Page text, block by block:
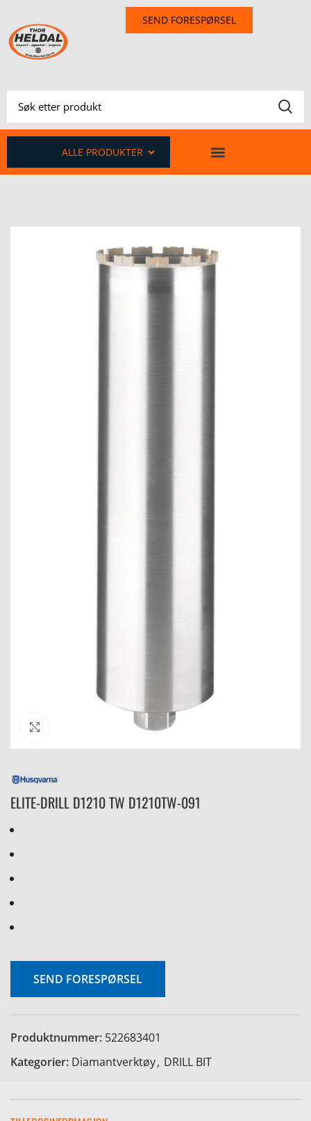
SEND FORESPØRSEL
ALLE PRODUKTER
ELITE-DRILL D1210 TW D1210TW-091
SEND FORESPØRSEL
Produktnummer: 522683401
Kategorier: Diamantverktøy, DRILL BIT